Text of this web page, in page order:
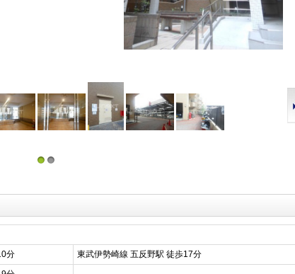
分
東武伊勢崎線 五反野駅 徒歩17分